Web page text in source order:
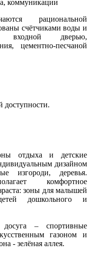
коммуникации
рациональной
счётчиками воды и
входной дверью,
цементно-песчаной
доступности.
отдыха и детские
дизайном
изгороди, деревья.
комфортное
зоны для малышей
дошкольного и
– спортивные
газоном и
- зелёная аллея.